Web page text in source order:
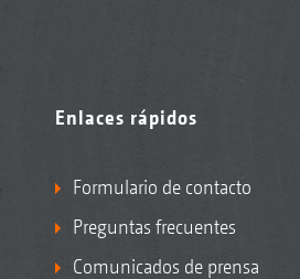
Enlaces rápidos
Formulario de contacto
Preguntas frecuentes
Comunicados de prensa